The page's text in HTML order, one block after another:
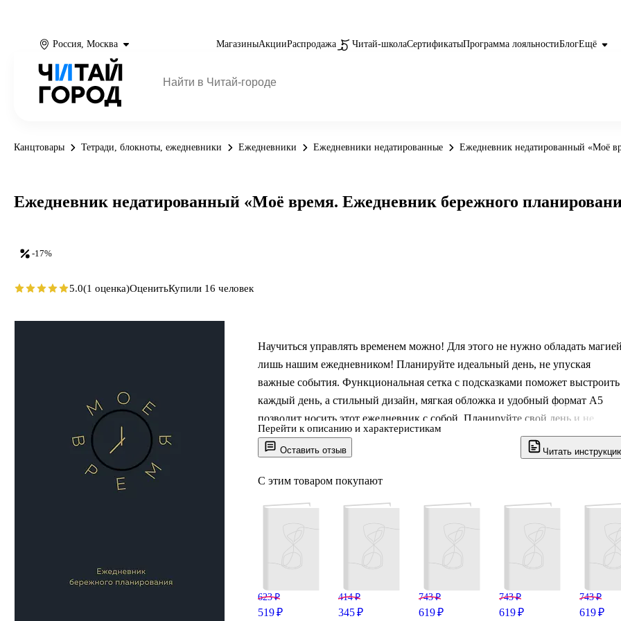
Россия, Москва МагазиныАкцииРаспродажа Читай-школаСертификатыПрограмма лояльностиБлогЕщё
Канцтовары Тетради, блокноты, ежедневники Ежедневники Ежедневники недатированные Ежедневник недатированный «Моё
Оставить отзыв Читать
Научиться управлять временем можно! Для этого не нужно обладать
лишь нашим ежедневником! Планируйте идеальный день, не упуская
важные события. Функциональная сетка с подсказками поможет выстроить
каждый день, а стильный дизайн, мягкая обложка и удобный формат А5
позволит носить этот ежедневник с собой. Планируйте свой день и не
забывайте о самом важном!
Перейти к описанию и характеристикам
С этим товаром покупают
623 ₽
519 ₽
414 ₽
345 ₽
743 ₽
619 ₽
743 ₽
619 ₽
743 ₽
619 ₽
-17%
Ежедневник недатированный «Моё время. Ежедневник бережного
5.0(1 оценка)ОценитьКупили 16 человек